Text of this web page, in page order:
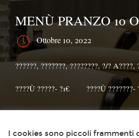
MENÙ PRANZO 10
Ottobre 10, 2022
??????, ???????, ????????, ?/?
????Ù ?????- ?1€⠀⠀⁣⁣⠀????Ù ???????-
I cookies sono piccoli frammenti